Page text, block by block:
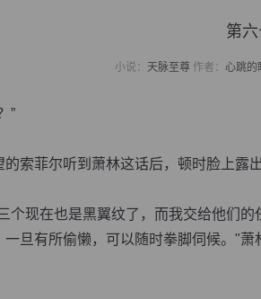
第
小说： 天脉至尊作者： 心跳的
”
菲尔听到萧林这话后，顿时脸上露
现在也是黑翼纹了，而我交给他们的
一旦有所偷懒，可以随时拳脚伺候。"萧